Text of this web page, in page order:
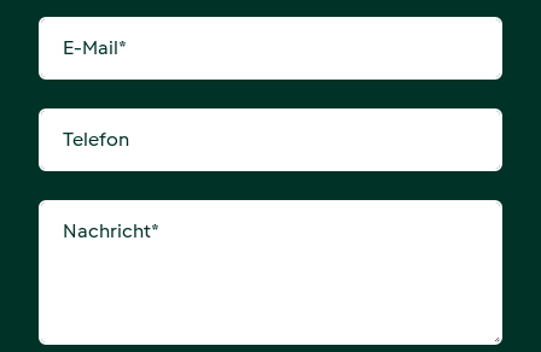
E-Mail*
Telefon
Nachricht*